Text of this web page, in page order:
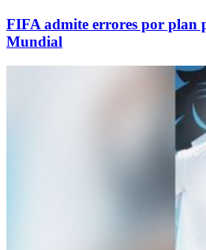
FIFA admite errores por plan
Mundial